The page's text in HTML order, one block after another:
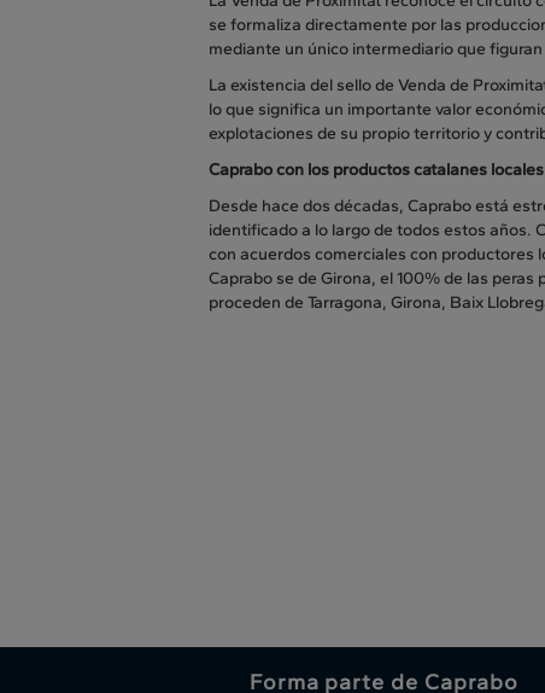
se formaliza directamente por las
mediante un único intermediario que
La existencia del sello de Venda de
lo que significa un importante valor
explotaciones de su propio territorio y
Caprabo con los productos catalanes locales
Desde hace dos décadas, Caprabo está
identificado a lo largo de todos estos años.
con acuerdos comerciales con productores
Caprabo se de Girona, el 100% de las
proceden de Tarragona, Girona, Baix
Forma parte de Caprabo